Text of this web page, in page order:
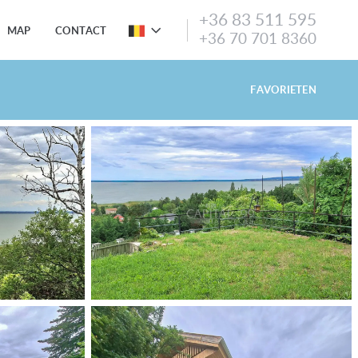
MAP CONTACT +36 83 511 595
+36 70 701 8360
FAVORIETEN